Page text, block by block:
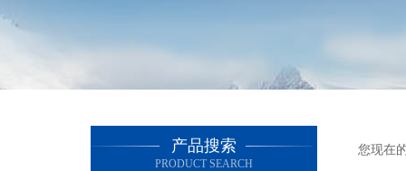
产品搜索
PRODUCT SEARCH
您现在